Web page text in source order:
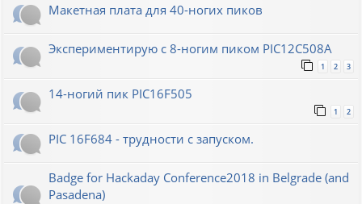
Макетная плата для 40-ногих пиков
Экспериментирую с 8-ногим пиком PIC12C508A
1 2 3
14-ногий пик PIC16F505
1 2
PIC 16F684 - трудности с запуском.
Badge for Hackaday Conference2018 in Belgrade (and
Pasadena)